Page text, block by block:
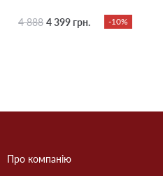
4 888 4 399 грн. -10%
Про компанію